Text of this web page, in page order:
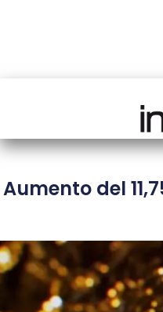
Aumento del